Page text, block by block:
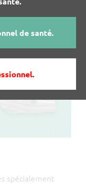
de santé.
spécialement